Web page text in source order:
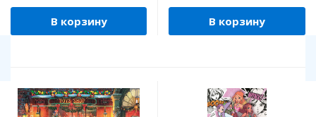
В корзину В корзину